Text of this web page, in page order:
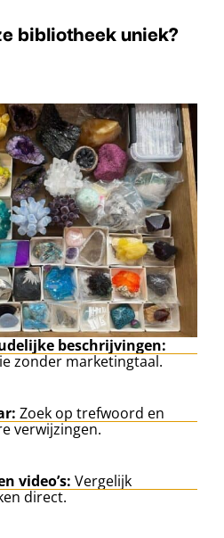
bibliotheek uniek?
beschrijvingen:
zonder marketingtaal.
Zoek op trefwoord en
verwijzingen.
video’s: Vergelijk
direct.